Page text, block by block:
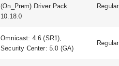
(On_Prem) Driver Pack
10.18.0
Regular
Omnicast: 4.6 (SR1),
Security Center: 5.0 (GA)
Regular